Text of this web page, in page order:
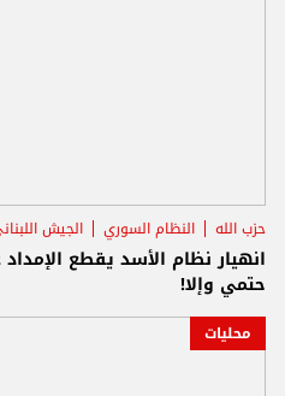
حزب الله النظام السوري الجيش
انهيار نظام الأسد يقطع
حتمي وإلا!
محليات